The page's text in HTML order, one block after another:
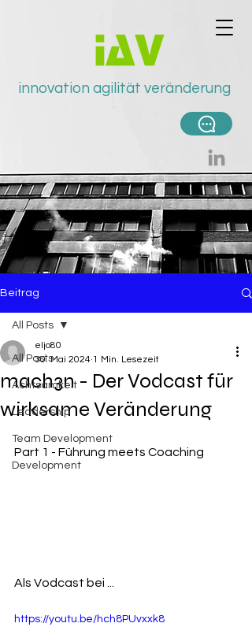
innovation agilität veränderung
Beitrag
All Posts
Achtsamkeit
Leadership
Team Development
Development
All Posts
mach3n - Der Vodcast für
wirksame Veränderung
eljo80
30. Mai 2024 1 Min. Lesezeit
Part 1 - Führung meets Coaching
Als Vodcast bei ...
https://youtu.be/hch8PUvxxk8